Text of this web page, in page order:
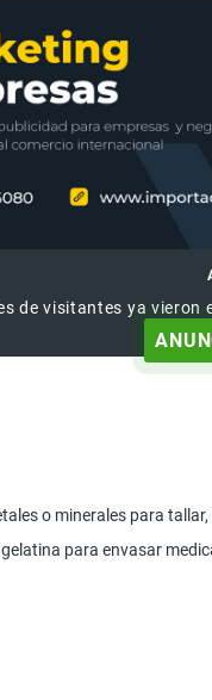
de visitantes ya vieron
o minerales para
para envasar